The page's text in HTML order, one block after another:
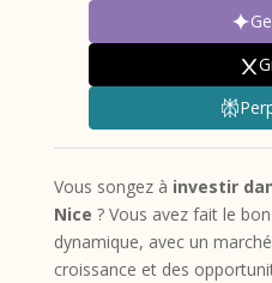
Vous songez à investir
Nice ? Vous avez fait le
dynamique, avec un
croissance et des